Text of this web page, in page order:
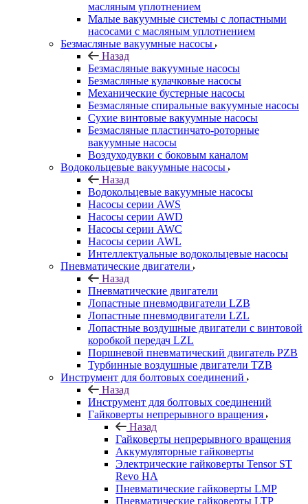
масляным уплотнением
Малые вакуумные системы с лопастными
насосами с масляным уплотнением
Безмасляные вакуумные насосы
Назад
Безмасляные вакуумные насосы
Безмасляные кулачковые насосы
Механические бустерные насосы
Безмасляные спиральные вакуумные насосы
Сухие винтовые вакуумные насосы
Безмасляные пластинчато-роторные
вакуумные насосы
Воздуходувки с боковым каналом
Водокольцевые вакуумные насосы
Назад
Водокольцевые вакуумные насосы
Насосы серии AWS
Насосы серии AWD
Насосы серии AWC
Насосы серии AWL
Интеллектуальные водокольцевые насосы
Пневматические двигатели
Назад
Пневматические двигатели
Лопастные пневмодвигатели LZB
Лопастные пневмодвигатели LZL
Лопастные воздушные двигатели с винтовой
коробкой передач LZL
Поршневой пневматический двигатель PZB
Турбинные воздушные двигатели TZB
Инструмент для болтовых соединений
Назад
Инструмент для болтовых соединений
Гайковерты непрерывного вращения
Назад
Гайковерты непрерывного вращения
Аккумуляторные гайковерты
Электрические гайковерты Tensor ST
Revo HA
Пневматические гайковерты LMP
Пневматические гайковерты LTP